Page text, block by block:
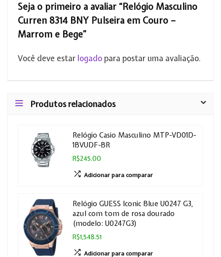
Seja o primeiro a avaliar “Relógio Masculino
Curren 8314 BNY Pulseira em Couro –
Marrom e Bege”
Você deve estar logadopara postar uma avaliação.
Produtos relacionados
Relógio Casio Masculino MTP-VD01D-
1BVUDF-BR
R$245.00
Adicionar para comparar
Relógio GUESS Iconic Blue U0247 G3,
azul com tom de rosa dourado
(modelo: U0247G3)
R$1,548.51
Adicionar para comparar